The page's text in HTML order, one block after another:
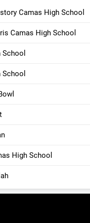
Camas High School
Camas High School
High School